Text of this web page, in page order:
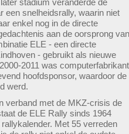
stadium veranderde de
een snelheidsrally, waarin niet
enkel nog in de directe
aan de oorsprong van
ELE - een directe
- gebruikt als nieuwe
2011 was computerfabrikant
hoofdsponsor, waardoor de
werd.
verband met de MKZ-crisis de
de ELE Rally sinds 1964
Met 55 verreden